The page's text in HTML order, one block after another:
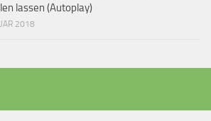
lassen (Autoplay)
2018